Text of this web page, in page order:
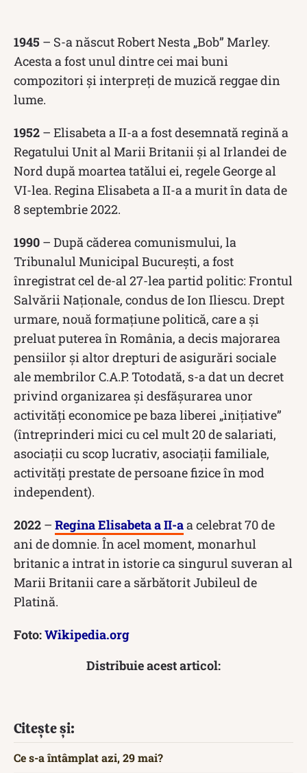
1945 – S-a născut Robert Nesta „Bob” Marley.
Acesta a fost unul dintre cei mai buni
compozitori și interpreți de muzică reggae din
lume.
1952 – Elisabeta a II-a a fost desemnată regină a
Regatului Unit al Marii Britanii și al Irlandei de
Nord după moartea tatălui ei, regele George al
VI-lea. Regina Elisabeta a II-a a murit în data de
8 septembrie 2022.
1990 – După căderea comunismului, la
Tribunalul Municipal București, a fost
înregistrat cel de-al 27-lea partid politic: Frontul
Salvării Naționale, condus de Ion Iliescu. Drept
urmare, nouă formațiune politică, care a și
preluat puterea în România, a decis majorarea
pensiilor și altor drepturi de asigurări sociale
ale membrilor C.A.P. Totodată, s-a dat un decret
privind organizarea și desfășurarea unor
activități economice pe baza liberei „inițiative”
(întreprinderi mici cu cel mult 20 de salariati,
asociații cu scop lucrativ, asociații familiale,
activități prestate de persoane fizice în mod
independent).
2022 – Regina Elisabeta a II-aa celebrat 70 de
ani de domnie. În acel moment, monarhul
britanic a intrat in istorie ca singurul suveran al
Marii Britanii care a sărbătorit Jubileul de
Platină.
Foto:Wikipedia.org
Distribuie acest articol:
Citește și:
Ce s-a întâmplat azi, 29 mai?